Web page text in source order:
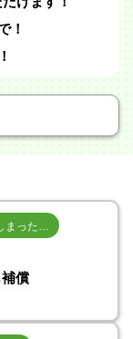
！
まった…
償